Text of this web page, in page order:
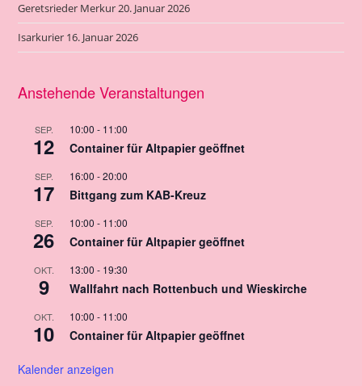
Geretsrieder Merkur 20. Januar 2026
Isarkurier 16. Januar 2026
Anstehende Veranstaltungen
SEP.
12
10:00 - 11:00
Container für Altpapier geöffnet
SEP.
17
16:00 -20:00
Bittgang zum KAB-Kreuz
SEP.
26
10:00 - 11:00
Container für Altpapier geöffnet
OKT.
9
13:00 - 19:30
Wallfahrt nach Rottenbuch und Wieskirche
OKT.
10
10:00 - 11:00
Container für Altpapier geöffnet
Kalender anzeigen